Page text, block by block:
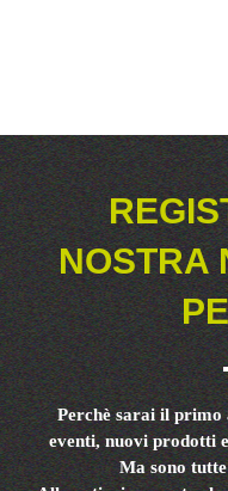
NOSTRA
Perchè sarai il primo
eventi, nuovi prodotti
Ma sono